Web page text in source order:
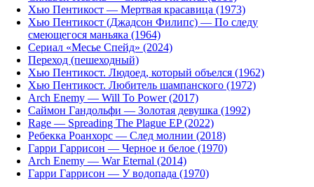
Хью Пентикост — Мертвая красавица (1973)
Хью Пентикост (Джадсон Филипс) — По следу
смеющегося маньяка (1964)
Сериал «Месье Спейд» (2024)
Переход (пешеходный)
Хью Пентикост. Людоед, который объелся (1962)
Хью Пентикост. Любитель шампанского (1972)
Arch Enemy — Will To Power (2017)
Саймон Гандольфи — Золотая девушка (1992)
Rage — Spreading The Plague EP (2022)
Ребекка Роанхорс — След молнии (2018)
Гарри Гаррисон — Черное и белое (1970)
Arch Enemy — War Eternal (2014)
Гарри Гаррисон — У водопада (1970)